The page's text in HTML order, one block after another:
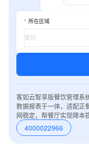
* 所在区域
客如云智享版餐饮管理系
数据报表于一体，适配正
网稳定，帮餐厅实现降本
4000022966